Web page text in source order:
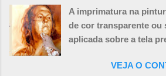
A imprimatura na
de cor transparente ou
aplicada sobre a tela
pintura propriamente
VEJA O